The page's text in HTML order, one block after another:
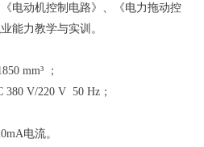
电动机控制电路》、《电力拖动控
能力教学与实训。
mm³ ；
V/220 V 50 Hz；
电流。